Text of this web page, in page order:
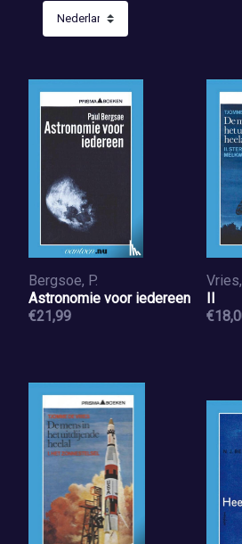
Bergsoe, P.
Astronomie voor iedereen
€21,99
II